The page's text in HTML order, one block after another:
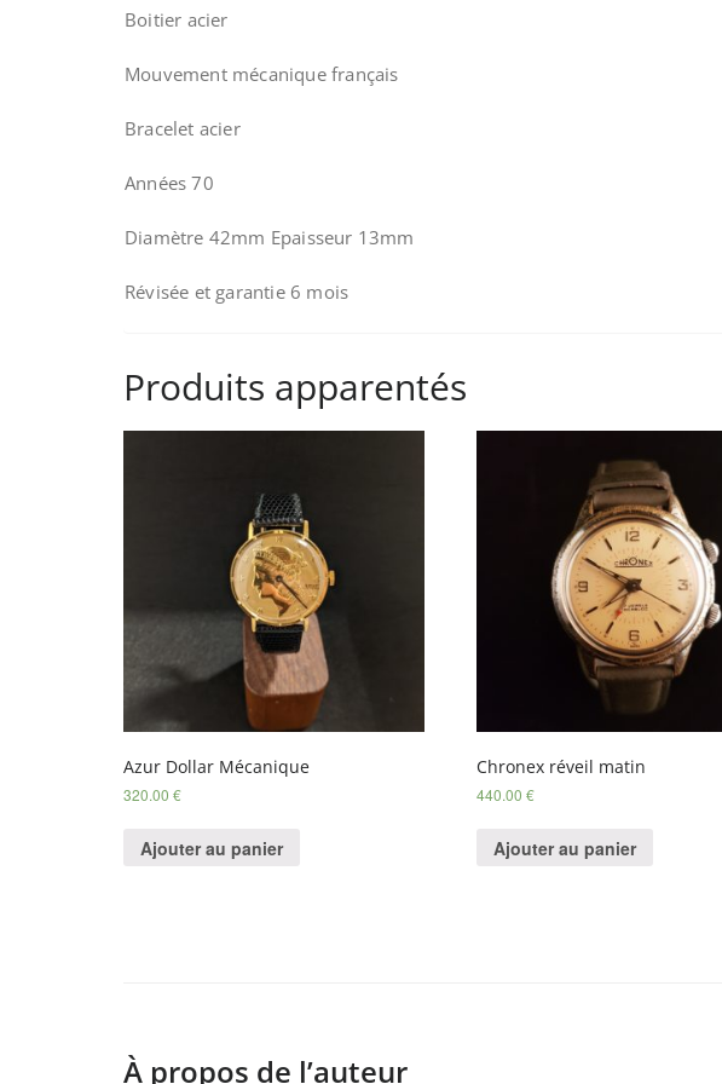
Boitier acier
Mouvement mécanique français
Bracelet acier
Années 70
Diamètre 42mm Epaisseur 13mm
Révisée et garantie 6 mois
Produits apparentés
Azur Dollar Mécanique
320.00 €
Ajouter au panier
Chronex réveil matin
440.00€
Ajouter au panier
À propos de l’auteur